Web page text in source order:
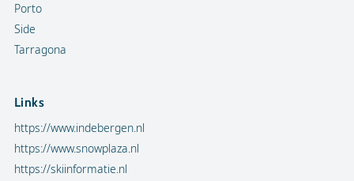
Porto
Side
Tarragona
Links
https://www.indebergen.nl
https://www.snowplaza.nl
https://skiinformatie.nl